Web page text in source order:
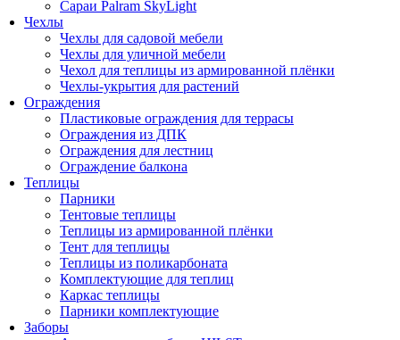
Сараи Palram SkyLight
Чехлы
Чехлы для садовой мебели
Чехлы для уличной мебели
Чехол для теплицы из армированной плёнки
Чехлы-укрытия для растений
Ограждения
Пластиковые ограждения для террасы
Ограждения из ДПК
Ограждения для лестниц
Ограждение балкона
Теплицы
Парники
Тентовые теплицы
Теплицы из армированной плёнки
Тент для теплицы
Теплицы из поликарбоната
Комплектующие для теплиц
Каркас теплицы
Парники комплектующие
Заборы